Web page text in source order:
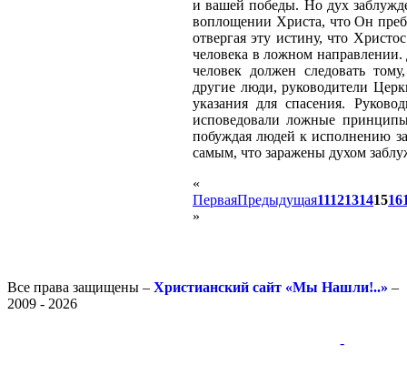
и вашей победы. Но дух
воплощении Христа, что Он
отвергая эту истину, что
человека в ложном
человек должен следовать
другие люди, руководители
указания для спасения.
исповедовали ложные
побуждая людей к исполнению
самым, что заражены духом
«
ПерваяПредыдущая111213141516
»
Все права защищены – Христианский сайт «Мы Нашли!..» –
2009 - 2026
-